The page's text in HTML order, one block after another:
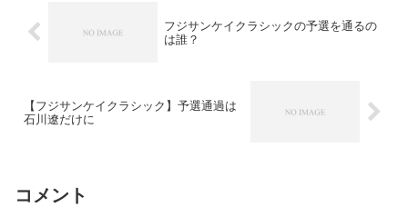
フジサンケイクラシックの予選を通るの
は誰？
【フジサンケイクラシック】予選通過は
石川遼だけに
コメント